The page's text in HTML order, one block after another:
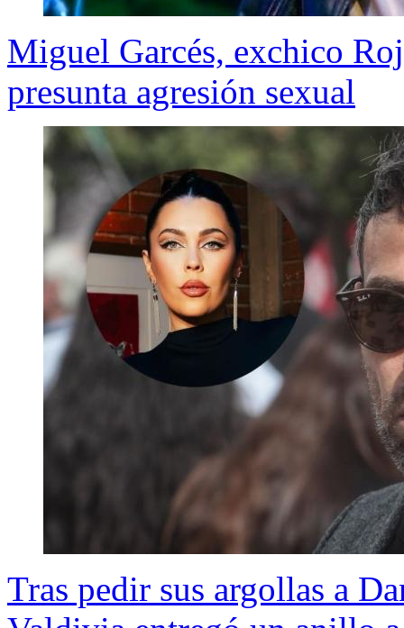
Miguel Garcés, exchico
presunta agresión sexual
Tras pedir sus argollas a